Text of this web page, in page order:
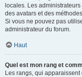
locales. Les
des avatars et des
Si vous ne pouvez pas
administrateur du forum.
Haut
Quel est mon rang et
Les rangs, qui